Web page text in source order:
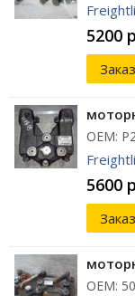
5200
ОЕМ:
5600
ОЕМ: